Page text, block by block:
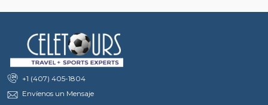
+1 (407) 405-1804
Envíenos un Mensaje